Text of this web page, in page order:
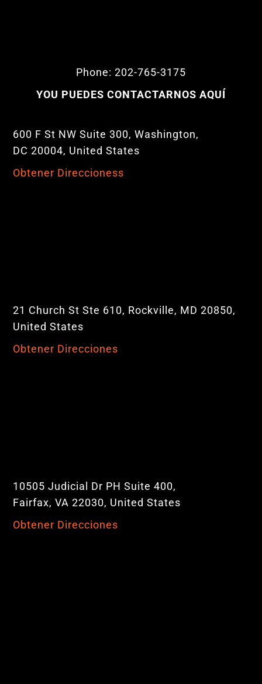
Phone: 202-765-3175
YOU PUEDES CONTACTARNOS AQUÍ
600 F St NW Suite 300, Washington,
DC 20004, United States
Obtener Direccioness
21 Church St Ste 610, Rockville, MD 20850,
United States
Obtener Direcciones
10505 Judicial Dr PH Suite 400,
Fairfax, VA 22030, United States
Obtener Direcciones